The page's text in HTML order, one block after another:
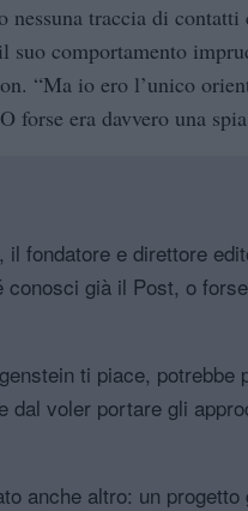
nessuna traccia di
comportamento
“Ma io ero l’unico
forse era davvero una
fondatore e direttore
già il Post, o
ti piace, potrebbe
dal voler portare gli
anche altro: un